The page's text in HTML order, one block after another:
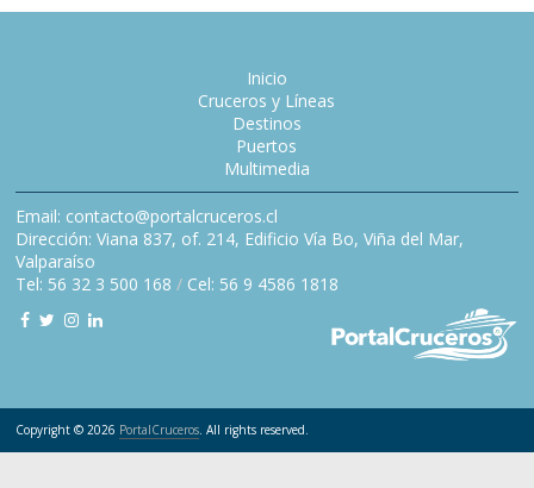
Inicio
Cruceros y Líneas
Destinos
Puertos
Multimedia
Email: contacto@portalcruceros.cl
Dirección: Viana 837, of. 214, Edificio Vía Bo, Viña del Mar,
Valparaíso
Tel: 56 32 3 500 168 / Cel: 56 9 4586 1818
Copyright © 2026 PortalCruceros. All rights reserved.